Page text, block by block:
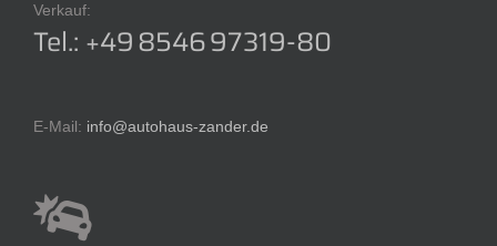
Verkauf:
Tel.: +49 8546 97319-80
E-Mail: info@autohaus-zander.de